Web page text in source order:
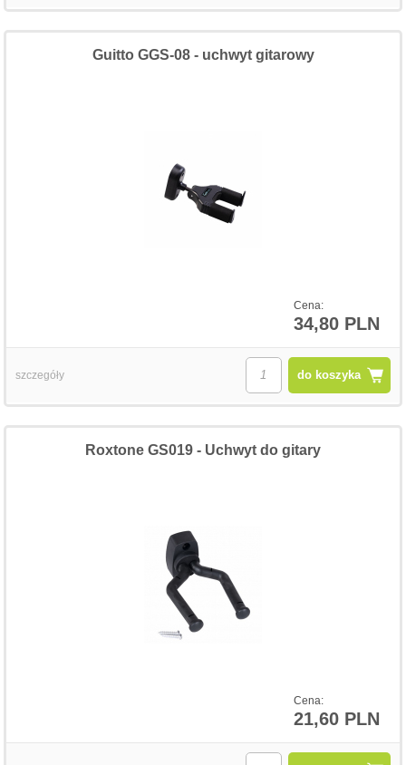
Cena:
34,80 PLN
Guitto GGS-08 - uchwyt gitarowy
do koszyka
szczegóły
Cena:
21,60 PLN
Roxtone GS019 - Uchwyt do gitary